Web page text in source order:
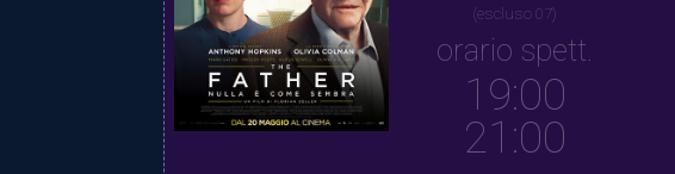
(escluso 07)
orario spett.
19:00
21:00